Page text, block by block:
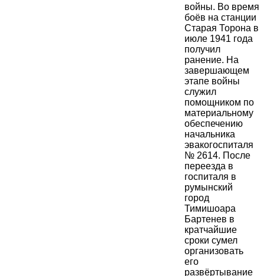
войны. Во время
боёв на станции
Старая Торона в
июле 1941 года
получил
ранение. На
завершающем
этапе войны
служил
помощником по
материальному
обеспечению
начальника
эвакогоспиталя
№ 2614. После
переезда в
госпиталя в
румынский
город
Тимишоара
Бартенев в
кратчайшие
сроки сумел
организовать
его
развёртывание